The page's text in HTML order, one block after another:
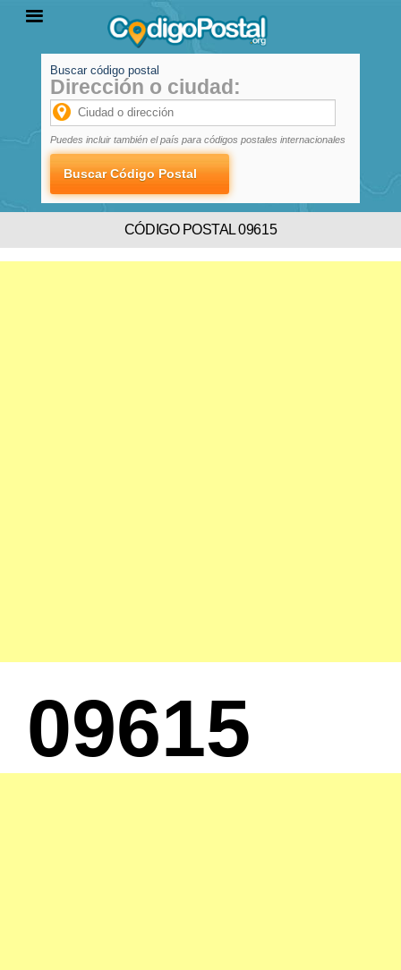
PROVINCIAS
LOCALIDADES
Buscar código postal
Dirección o ciudad:
Puedes incluir también el país para códigos postales internacionales
CÓDIGO POSTAL 09615
09615